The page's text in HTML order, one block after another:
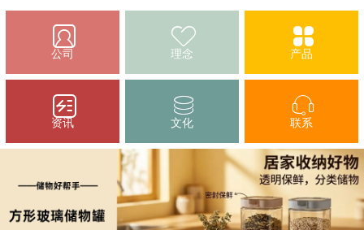
公司 理念 产品
资讯 文化 联系